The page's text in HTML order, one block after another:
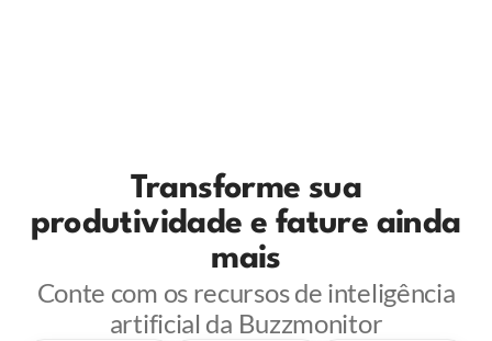
Transforme sua
produtividade e fature ainda
mais
Conte com os recursos de inteligência
artificial da Buzzmonitor